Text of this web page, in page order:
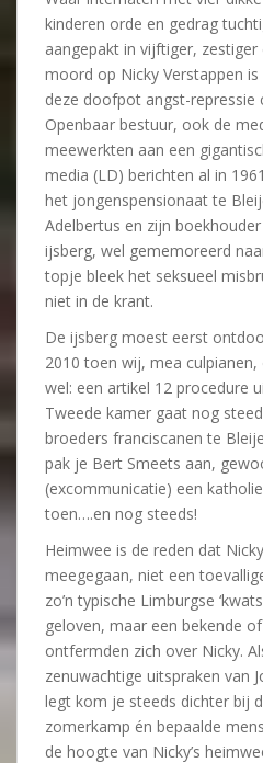
kinderen orde en gedrag
aangepakt in vijftiger,
moord op Nicky Verstappen
deze doofpot angst-repressie
Openbaar bestuur, ook de
meewerkten aan een
media (LD) berichten al in
het jongenspensionaat te
Adelbertus en zijn
ijsberg, wel gememoreerd
topje bleek het seksueel
niet in de krant.
De ijsberg moest eerst
2010 toen wij, mea
wel: een artikel 12 procedure
Tweede kamer gaat nog
broeders franciscanen te
pak je Bert Smeets aan,
(excommunicatie) een
toen….en nog steeds!
Heimwee is de reden dat
meegegaan, niet een
zo’n typische Limburgse
geloven, maar een bekende
ontfermden zich over Nicky.
zenuwachtige uitspraken van
legt kom je steeds dichter bij
zomerkamp én bepaalde
de hoogte van Nicky’s